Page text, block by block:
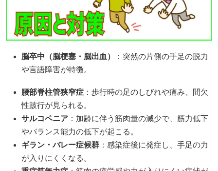
脳卒中（脳梗塞・脳出血）
：突然の片側の手足の脱力
や言語障害が特徴。
腰部脊柱管狭窄症 ：歩行時の足のしびれや痛み、間欠
性跛行が見られる。
サルコペニア ：加齢に伴う筋肉量の減少で、筋力低下
やバランス能力の低下が起こる。
ギラン・バレー症候群 ：感染症後に発症し、手足の力
が入りにくくなる。